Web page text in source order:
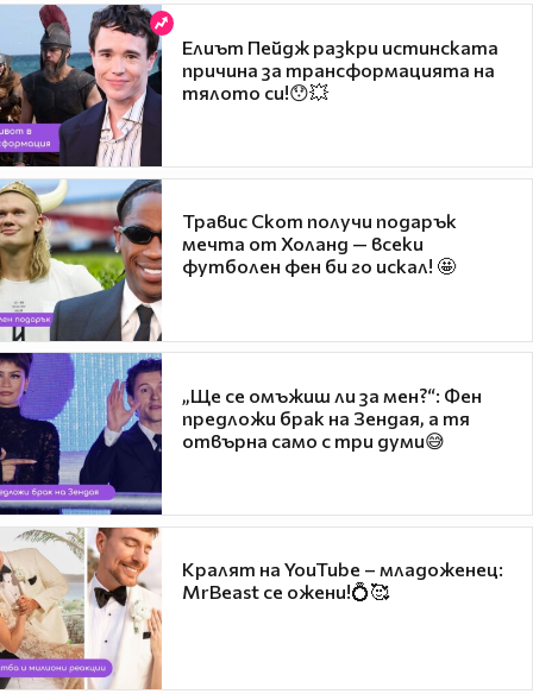
Елиът Пейдж разкри истинската
причина за трансформацията на
тялото си!😯💥
Травис Скот получи подарък
мечта от Холанд — всеки
футболен фен би го искал! 🤩
„Ще се омъжиш ли за мен?“: Фен
предложи брак на Зендая, а тя
отвърна само с три думи😅
Кралят на YouTube – младоженец:
MrBeast се ожени!💍🥰